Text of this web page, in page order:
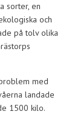
sorter, en
och
på tolv olika
med
landade
1500 kilo.